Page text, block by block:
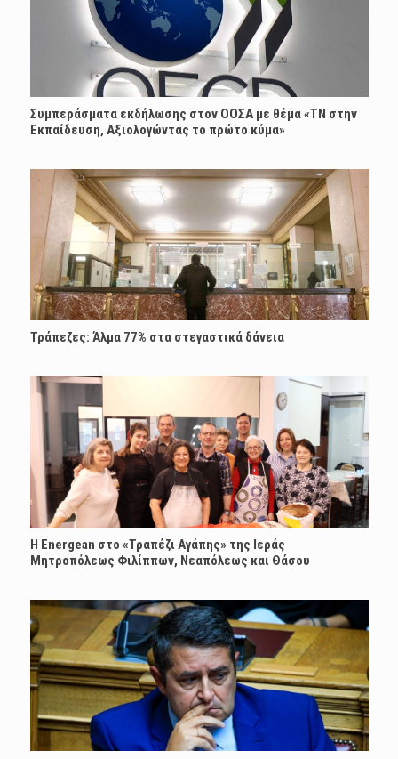
Συμπεράσματα εκδήλωσης στον ΟΟΣΑ με θέμα «ΤΝ στην
Εκπαίδευση, Αξιολογώντας το πρώτο κύμα»
Τράπεζες: Άλμα 77% στα στεγαστικά δάνεια
H Energean στο «Τραπέζι Αγάπης» της Ιεράς
Μητροπόλεως Φιλίππων, Νεαπόλεως και Θάσου